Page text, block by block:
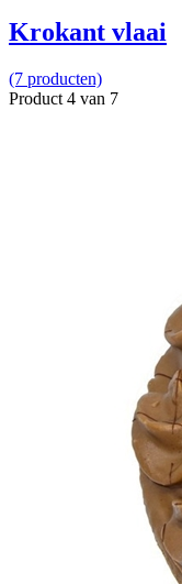
Krokant vlaai
(7 producten)
Product 4 van 7